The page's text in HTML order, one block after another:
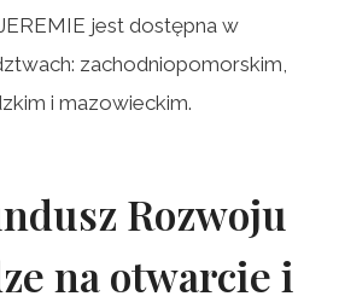
jest dostępna w
zachodniopomorskim,
i mazowieckim.
Rozwoju
na otwarcie i